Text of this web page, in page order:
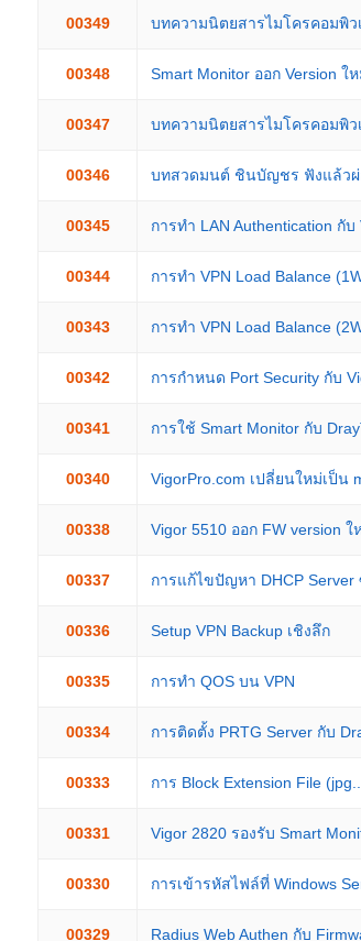
00349 บทความนิตยสารไมโครคอมพิว
00348 Smart Monitor ออก Version ใ
00347 บทความนิตยสารไมโครคอมพิ
00346 บทสวดมนต์ ชินบัญชร ฟังแล้ว
00345 การทำ LAN Authentication กับ
00344 การทำ VPN Load Balance
00343 การทำ VPN Load Balance
00342 การกำหนด Port Security กับ
00341 การใช้ Smart Monitor กับ
00340 VigorPro.com เปลี่ยนใหม่เป็น
00338 Vigor 5510 ออก FW version
00337 การแก้ไขปัญหา DHCP
00336 Setup VPN Backup เชิงลึก
00335 การทำ QOS บน VPN
00334 การติดตั้ง PRTG Server กับ
00333 การ Block Extension File
00331 Vigor 2820 รองรับ Smart
00330 การเข้ารหัสไฟล์ที่ Windows
00329 Radius Web Authen กับ